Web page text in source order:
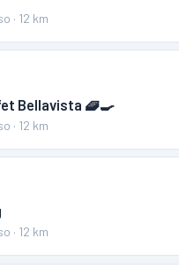
· 12 km
Bellavista 🧇🍳
· 12 km
· 12 km